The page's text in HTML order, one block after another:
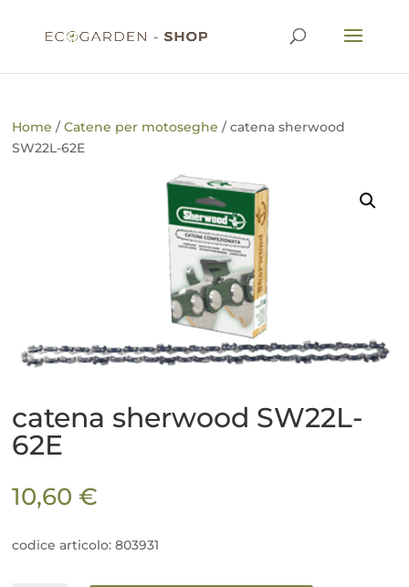
Home /Catene per motoseghe / catena sherwood
SW22L-62E
catena sherwood SW22L-
62E
10,60€
codice articolo: 803931